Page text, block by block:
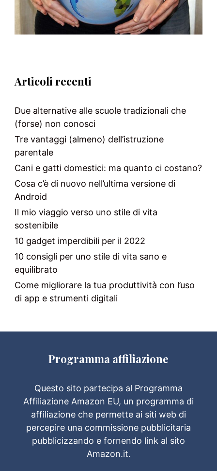
Articoli recenti
Due alternative alle scuole tradizionali che
(forse) non conosci
Tre vantaggi (almeno) dell’istruzione
parentale
Cani e gatti domestici: ma quanto ci costano?
Cosa c’è di nuovo nell’ultima versione di
Android
Il mio viaggio verso uno stile di vita
sostenibile
10 gadget imperdibili per il 2022
10 consigli per uno stile di vita sano e
equilibrato
Come migliorare la tua produttività con l’uso
di app e strumenti digitali
Programma affiliazione
Questo sito partecipa al Programma
Affiliazione Amazon EU, un programma di
affiliazione che permette ai siti web di
percepire una commissione pubblicitaria
pubblicizzando e fornendo link al sito
Amazon.it.